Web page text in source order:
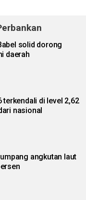
solid dorong
daerah
terkendali di level 2,62
nasional
angkutan laut